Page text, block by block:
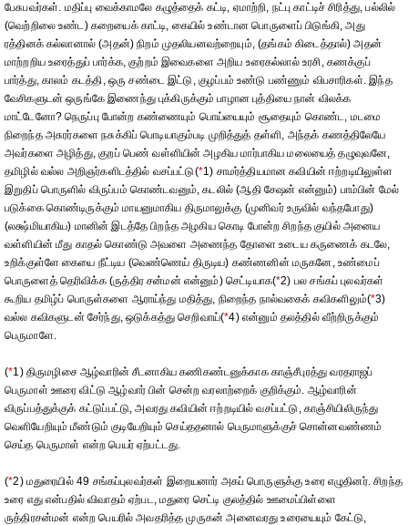
பேசுபவர்கள். மதிப்பு வைக்காமலே கழுத்தைக் கட்டி, ஏமாற்றி, நட்பு காட்டிச் சிரித்து, பல்லில்
(வெற்றிலை உண்ட) கறையைக் காட்டி, கையில் உண்டான பொருளைப் பிடுங்கி, அது
ரத்தினக் கல்லானால் (அதன்) நிறம் முதலியனவற்றையும், (தங்கம் கிடைத்தால்) அதன்
மாற்றறிய உரைத்துப் பார்க்க, குற்றம் இவைகளை அறிய உரைகல்லால் உரசி, கணக்குப்
பார்த்து, காலம் கடத்தி, ஒரு சண்டை இட்டு, குழப்பம் உண்டு பண்ணும் விபசாரிகள். இந்த
வேசிகளுடன் ஒருங்கே இணைந்து புக்கிருக்கும் பாழான புத்தியை நான் விலக்க
மாட்டேனோ? நெருப்பு போன்ற கண்ணையும் பொய்யையும் சூதையும் கொண்ட, மடமை
நிறைந்த அசுரர்களை நசுக்கிப் பொடியாகும்படி முறித்துத் தள்ளி, அந்தக் கணத்திலேயே
அவர்களை அழித்து, குறப் பெண் வள்ளியின் அழகிய மார்பாகிய மலையைத் தழுவுவனே,
தமிழில் வல்ல அறிஞர்களிடத்தில் வசப்பட்டு(*1) சாமர்த்தியமான கவியின் ஈற்றடியிலுள்ள
இறுதிப் பொருளில் விருப்பம் கொண்டவனும், கடலில் (ஆதி சேஷன் என்னும்) பாம்பின் மேல்
படுக்கை கொண்டிருக்கும் மாயனுமாகிய திருமாலுக்கு (முனிவர் உருவில் வந்தபோது)
(லக்ஷ்மியாகிய) மானின் இடத்தே பிறந்த அழகிய கொடி போன்ற சிறந்த குயில் அனைய
வள்ளியின் மீது காதல் கொண்டு அவளை அணைந்த தோளை உடைய கருணைக் கடலே,
உறிக்குள்ளே கையை நீட்டிய (வெண்ணெய் திருடிய) கண்ணனின் மருகனே, உண்மைப்
பொருளைத் தெரிவிக்க (ருத்திர சன்மன் என்னும்) செட்டியாக(*2) பல சங்கப் புலவர்கள்
கூறிய தமிழ்ப் பொருள்களை ஆராய்ந்து மதித்து, நிறைந்த நால்வகைக் கவிகளிலும்(*3)
வல்ல கவிகளுடன் சேர்ந்து, ஒடுக்கத்து செறிவாய்(*4) என்னும் தலத்தில் வீற்றிருக்கும்
பெருமாளே.
(*1) திருமழிசை ஆழ்வாரின் சீடனாகிய கணிகண்டனுக்காக காஞ்சீபுரத்து வரதராஜப்
பெருமாள் ஊரை விட்டு ஆழ்வார் பின் சென்ற வரலாற்றைக் குறிக்கும். ஆழ்வாரின்
விருப்பத்துக்குக் கட்டுப்பட்டு, அவரது கவியின் ஈற்றடியில் வசப்பட்டு, காஞ்சியிலிருந்து
வெளியேறியும் மீண்டும் குடியேறியும் செய்ததனால் பெருமாளுக்குச் சொன்னவண்ணம்
செய்த பெருமாள் என்ற பெயர் ஏற்பட்டது.
(*2) மதுரையில் 49 சங்கப்புலவர்கள் இறையனார் அகப் பொருளுக்கு உரை எழுதினர். சிறந்த
உரை எது என்பதில் விவாதம் ஏற்பட, மதுரை செட்டி குலத்தில் ஊமைப்பிள்ளை
ருத்திரசன்மன் என்ற பெயரில் அவதரித்த முருகன் அனைவரது உரையையும் கேட்டு,